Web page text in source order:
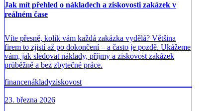
Jak mít přehled o nákladech a ziskovosti zakázek v
reálném čase
Víte přesně, kolik vám každá zakázka vydělá? Většina
firem to zjistí až po dokončení – a často je pozdě. Ukážeme
vám, jak sledovat náklady, příjmy a ziskovost zakázek
průběžně a bez zbytečné práce.
financenákladyziskovost
23. března 2026